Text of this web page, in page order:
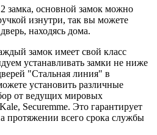
замка, основной замок можно
изнутри, так вы можете
находясь дома.
замок имеет свой класс
устанавливать замки не ниже
"Стальная линия" в
установить различные
от ведущих мировых
Securemme. Это гарантирует
протяжении всего срока службы